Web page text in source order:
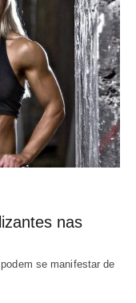
nas
se manifestar de